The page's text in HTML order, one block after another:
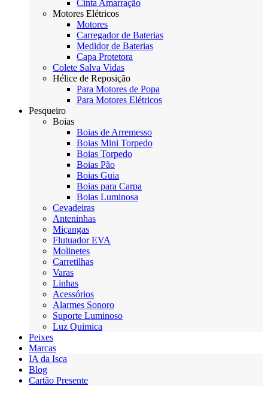
Cinta Amarração
Motores Elétricos
Motores
Carregador de Baterias
Medidor de Baterias
Capa Protetora
Colete Salva Vidas
Hélice de Reposição
Para Motores de Popa
Para Motores Elétricos
Pesqueiro
Boias
Boias de Arremesso
Boias Mini Torpedo
Boias Torpedo
Boias Pão
Boias Guia
Boias para Carpa
Boias Luminosa
Cevadeiras
Anteninhas
Miçangas
Flutuador EVA
Molinetes
Carretilhas
Varas
Linhas
Acessórios
Alarmes Sonoro
Suporte Luminoso
Luz Quimica
Peixes
Marcas
IA da Isca
Blog
Cartão Presente